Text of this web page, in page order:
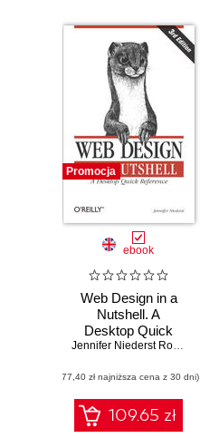
Promocja
ebook
Web Design in a
Nutshell. A
Desktop Quick
Reference. 3rdJennifer Niederst Robbins
(77,40 zł najniższa cena z 30 dni)
109.65 zł